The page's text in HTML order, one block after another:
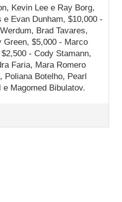
Kevin Lee e Ray Borg,
Evan Dunham, $10,000 -
Brad Tavares,
Green, $5,000 - Marco
- Cody Stamann,
Faria, Mara Romero
Poliana Botelho, Pearl
Magomed Bibulatov.